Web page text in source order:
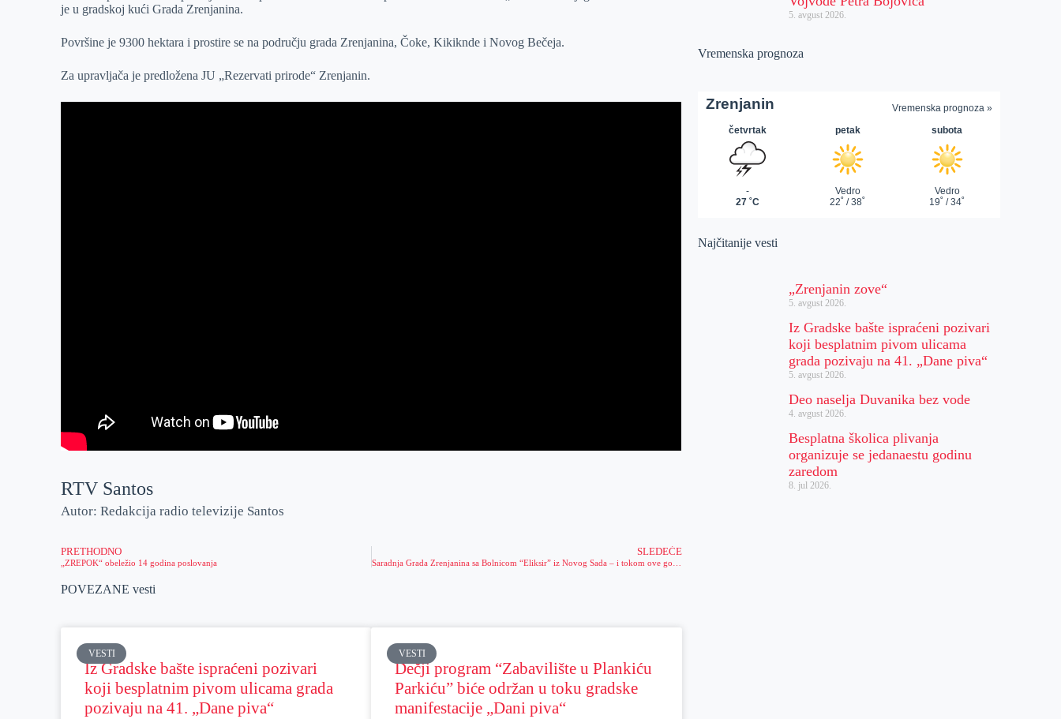
rnA
p
i
l
je u gradskoj kući Grada Zrenjanina.
Površine je 9300 hektara i prostire se na području grada Zrenjanina, Čoke, Kikiknde i Novog Bečeja.
Za upravljača je predložena JU „Rezervati prirode“ Zrenjanin.
RTV Santos
Autor: Redakcija radio televizije Santos
PRETHODNO
„ZREPOK“ obeležio 14 godina poslovanja
SLEDEĆE
POVEZANE vesti
VESTI
Iz Gradske bašte ispraćeni pozivari
koji besplatnim pivom ulicama grada
pozivaju na 41. „Dane piva“
VESTI
Dečji program “Zabavilište u Plankiću
Parkiću” biće održan u toku gradske
manifestacije „Dani piva“
5. avgust 2026.
Vremenska prognoza
Najčitanije vesti
„Zrenjanin zove“
5. avgust 2026.
Iz Gradske bašte ispraćeni pozivari
koji besplatnim pivom ulicama
grada pozivaju na 41. „Dane piva“
5. avgust 2026.
Deo naselja Duvanika bez vode
4. avgust 2026.
Besplatna školica plivanja
organizuje se jedanaestu godinu
zaredom
8. jul 2026.